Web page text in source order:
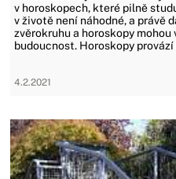
v horoskopech, které pilně
v životě není náhodné, a právě
zvěrokruhu a horoskopy
budoucnost. Horoskopy
4.2.2021